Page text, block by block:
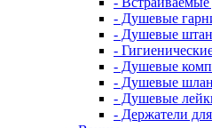
- Душевые
- Душевые
-
- Душевые
- Душевые
- Душевые
- Держатели